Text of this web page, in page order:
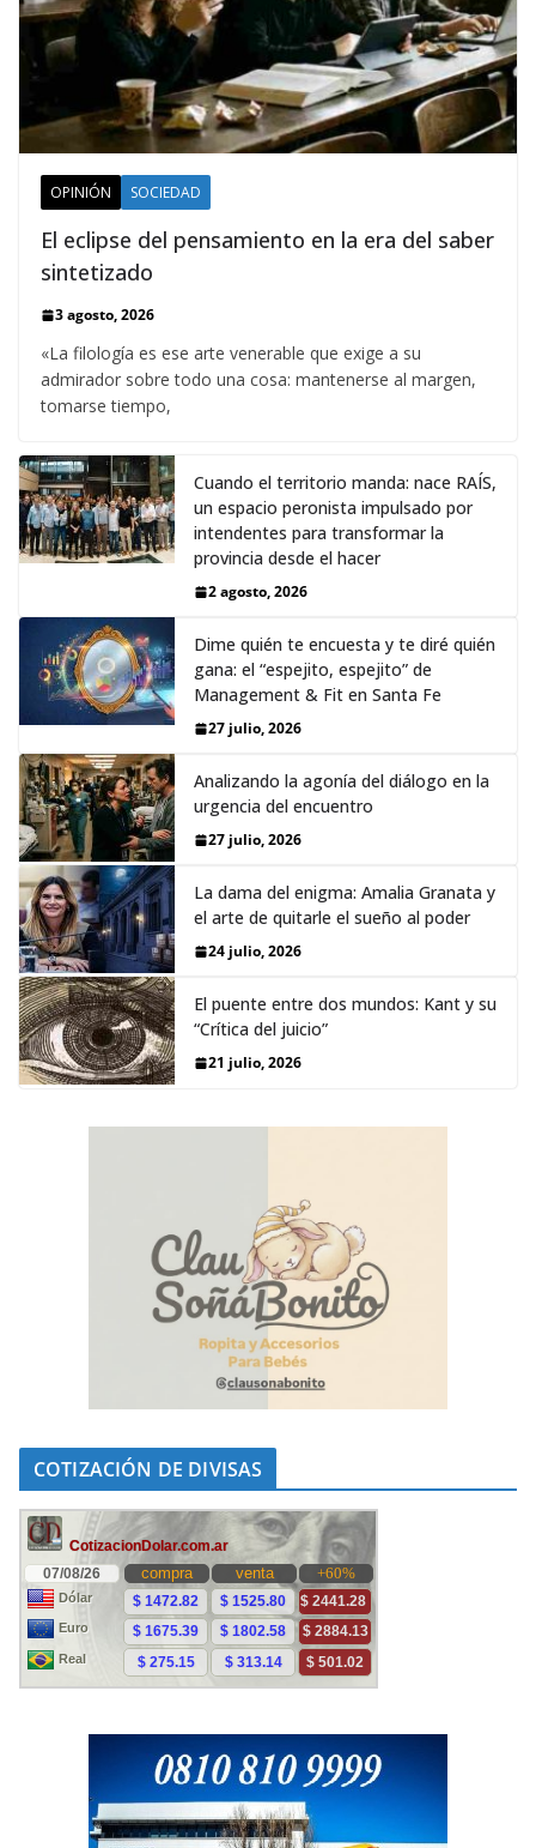
OPINIÓN SOCIEDAD
El eclipse del pensamiento en la era del saber
sintetizado
3 agosto, 2026
«La filología es ese arte venerable que exige a su
admirador sobre todo una cosa: mantenerse al margen,
tomarse tiempo,
Cuando el territorio manda: nace RAÍS,
un espacio peronista impulsado por
intendentes para transformar la
provincia desde el hacer
2 agosto, 2026
Dime quién te encuesta y te diré quién
gana: el “espejito, espejito” de
Management & Fit en Santa Fe
27 julio, 2026
Analizando la agonía del diálogo en la
urgencia del encuentro
27 julio, 2026
La dama del enigma: Amalia Granata y
el arte de quitarle el sueño al poder
24 julio, 2026
El puente entre dos mundos: Kant y su
“Crítica del juicio”
21 julio, 2026
COTIZACIÓN DE DIVISAS